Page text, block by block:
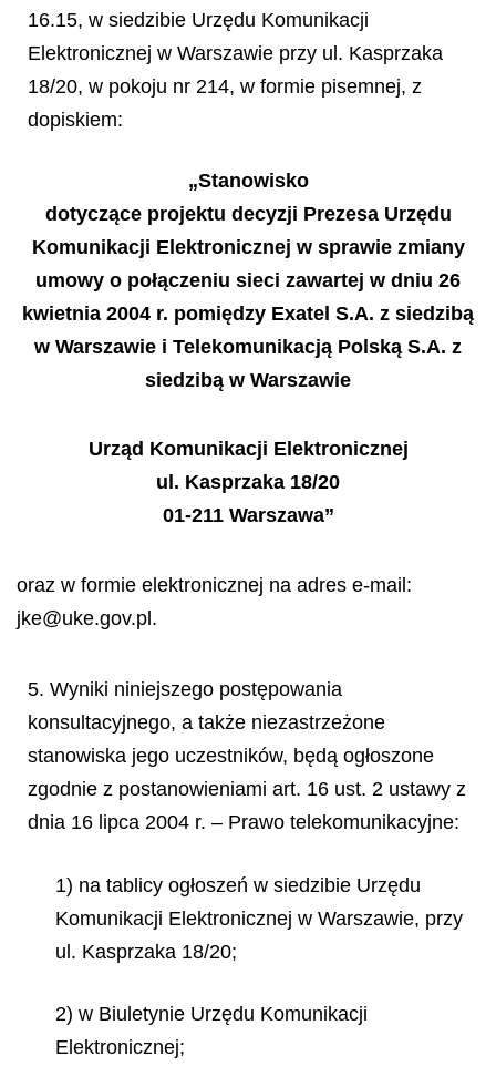
16.15, w siedzibie Urzędu Komunikacji
Elektronicznej w Warszawie przy ul. Kasprzaka
18/20, w pokoju nr 214, w formie pisemnej, z
dopiskiem:
„Stanowisko
dotyczące projektu decyzji Prezesa Urzędu
Komunikacji Elektronicznej w sprawie zmiany
umowy o połączeniu sieci zawartej w dniu 26
kwietnia 2004 r. pomiędzy Exatel S.A. z siedzibą
w Warszawie i Telekomunikacją Polską S.A. z
siedzibą w Warszawie
Urząd Komunikacji Elektronicznej
ul. Kasprzaka 18/20
01-211 Warszawa”
oraz w formie elektronicznej na adres e-mail:
jke@uke.gov.pl.
5. Wyniki niniejszego postępowania
konsultacyjnego, a także niezastrzeżone
stanowiska jego uczestników, będą ogłoszone
zgodnie z postanowieniami art. 16 ust. 2 ustawy z
dnia 16 lipca 2004 r. – Prawo telekomunikacyjne:
1) na tablicy ogłoszeń w siedzibie Urzędu
Komunikacji Elektronicznej w Warszawie, przy
ul. Kasprzaka 18/20;
2) w Biuletynie Urzędu Komunikacji
Elektronicznej;